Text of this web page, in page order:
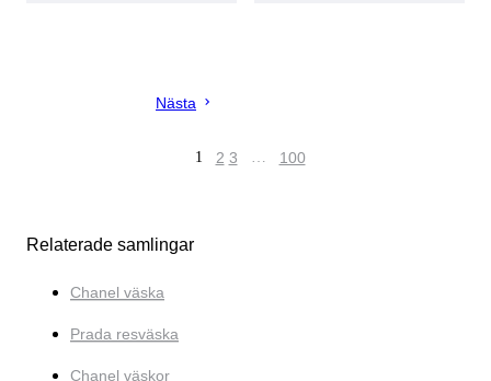
Nästa
1 2 3 … 100
Relaterade samlingar
Chanel väska
Prada resväska
Chanel väskor